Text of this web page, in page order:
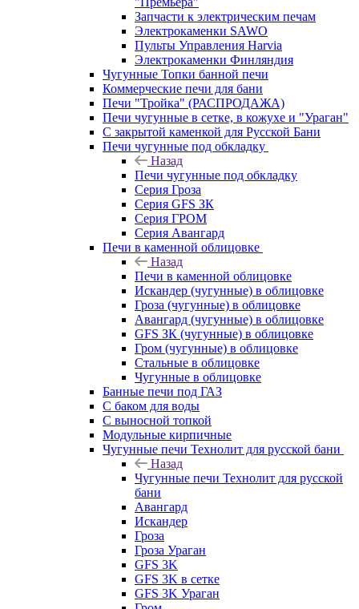
Запчасти к электрическим печам
Электрокаменки SAWO
Пульты Управления Harvia
Электрокаменки Финляндия
Чугунные Топки банной печи
Коммерческие печи для бани
Печи "Тройка" (РАСПРОДАЖА)
Печи чугунные в сетке, в кожухе и "Ураган"
С закрытой каменкой для Русской Бани
Печи чугунные под обкладку
Назад
Печи чугунные под обкладку
Серия Гроза
Серия GFS ЗК
Серия ГРОМ
Серия Авангард
Печи в каменной облицовке
Назад
Печи в каменной облицовке
Искандер (чугунные) в облицовке
Гроза (чугунные) в облицовке
Авангард (чугунные) в облицовке
GFS ЗК (чугунные) в облицовке
Гром (чугунные) в облицовке
Стальные в облицовке
Чугунные в облицовке
Банные печи под ГАЗ
С баком для воды
С выносной топкой
Модульные кирпичные
Чугунные печи Технолит для русской бани
Назад
Чугунные печи Технолит для русской
бани
Авангард
Искандер
Гроза
Гроза Ураган
GFS 3K
GFS 3K в сетке
GFS 3K Ураган